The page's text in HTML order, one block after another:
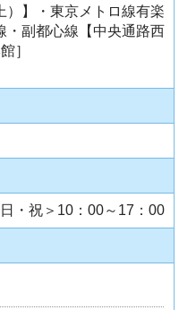
）】・東京メトロ線有楽
・副都心線【中央通路西
］
・祝＞10：00～17：00